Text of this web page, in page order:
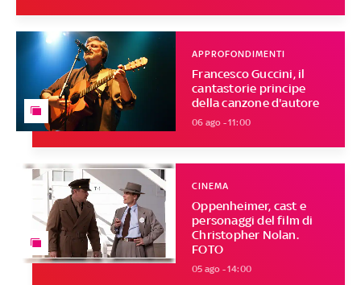
Francesco Guccini, il
cantastorie principe
della canzone d'autore
APPROFONDIMENTI
06 ago - 11:00
Oppenheimer, cast e
personaggi del film di
Christopher Nolan.
FOTO
CINEMA
05 ago - 14:00